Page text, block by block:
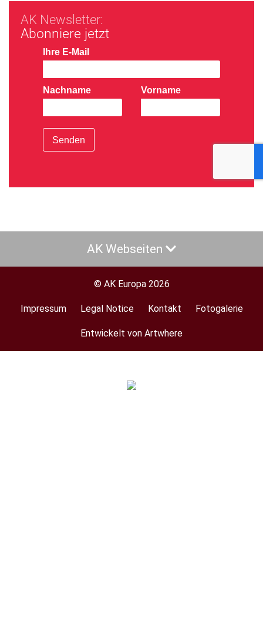
AK Newsletter:
Abonniere jetzt
Ihre E-Mail
Nachname Vorname
Senden
AK Webseiten
© AK Europa 2026
Footer
Impressum Legal Notice Kontakt Fotogalerie
Entwickelt von Artwhere